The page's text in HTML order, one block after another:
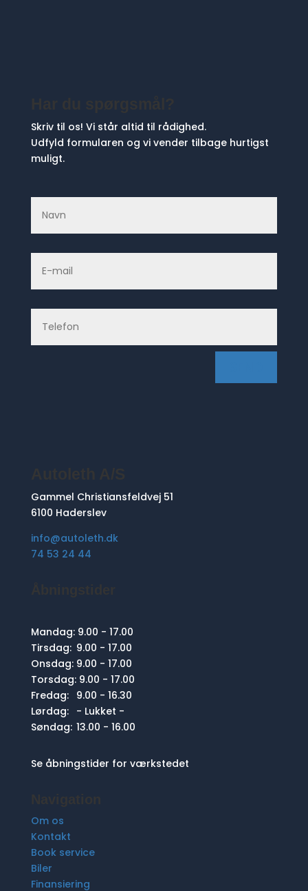
Skriv til os! Vi står altid til rådighed.
Udfyld formularen og vi vender tilbage hurtigst
muligt.
Gammel Christiansfeldvej 51
6100 Haderslev
info@autoleth.dk
74 53 24 44
Mandag:9.00 - 17.00
Tirsdag: 9.00 - 17.00
Onsdag:9.00 - 17.00
Torsdag:9.00 - 17.00
Fredag:
9.00 - 16.30
Lørdag:
- Lukket -
Søndag: 13.00 - 16.00
Se åbningstider for værkstedet
Om os
Kontakt
Book service
Biler
Finansiering